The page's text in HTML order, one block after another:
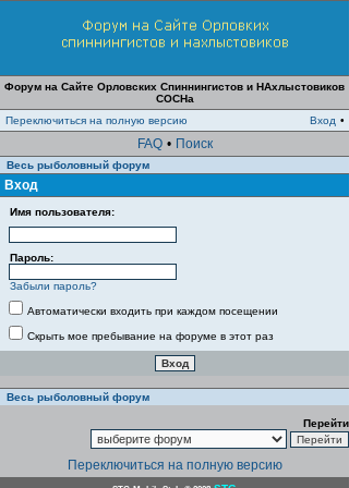
Форум на Сайте Орловских Спиннингистов и НАхлыстовиков
СОСНа
Переключиться на полную версию
Вход •
FAQ • Поиск
Весь рыболовный форум
Вход
Имя пользователя:
Пароль:
Забыли пароль?
Автоматически входить при каждом посещении
Скрыть мое пребывание на форуме в этот раз
Весь рыболовный форум
Перейти
Переключиться на полную версию